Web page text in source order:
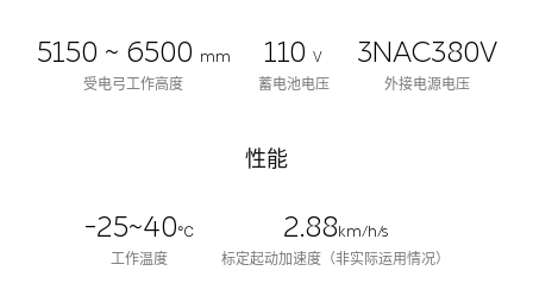
5150 ~ 6500 mm
受电弓工作高度
110 V
蓄电池电压
3NAC380V
外接电源电压
性能
-25~40℃
工作温度
2.88km/h/s
标定起动加速度（非实际运用情况）